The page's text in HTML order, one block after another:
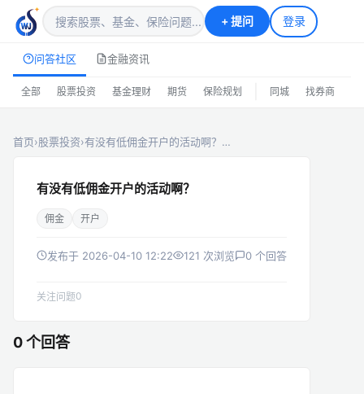
+提问 登录
问答社区 金融资讯
全部 股票投资 基金理财 期货 保险规划 同城 找券商
首页›股票投资›有没有低佣金开户的活动啊？…
有没有低佣金开户的活动啊？
佣金 开户
发布于 2026-04-10 12:22 121 次浏览 0 个回答
关注问题0
0 个回答